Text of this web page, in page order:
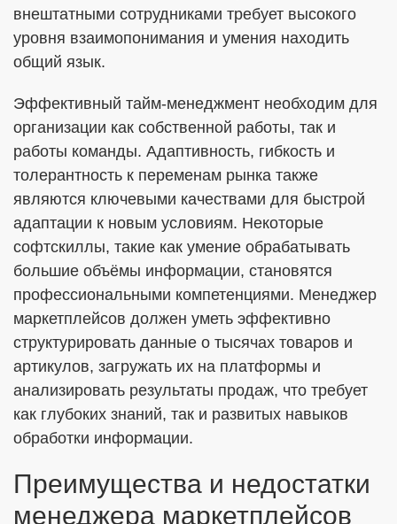
внештатными сотрудниками требует высокого
уровня взаимопонимания и умения находить
общий язык.
Эффективный тайм-менеджмент необходим для
организации как собственной работы, так и
работы команды. Адаптивность, гибкость и
толерантность к переменам рынка также
являются ключевыми качествами для быстрой
адаптации к новым условиям. Некоторые
софтскиллы, такие как умение обрабатывать
большие объёмы информации, становятся
профессиональными компетенциями. Менеджер
маркетплейсов должен уметь эффективно
структурировать данные о тысячах товаров и
артикулов, загружать их на платформы и
анализировать результаты продаж, что требует
как глубоких знаний, так и развитых навыков
обработки информации.
Преимущества и недостатки
менеджера маркетплейсов